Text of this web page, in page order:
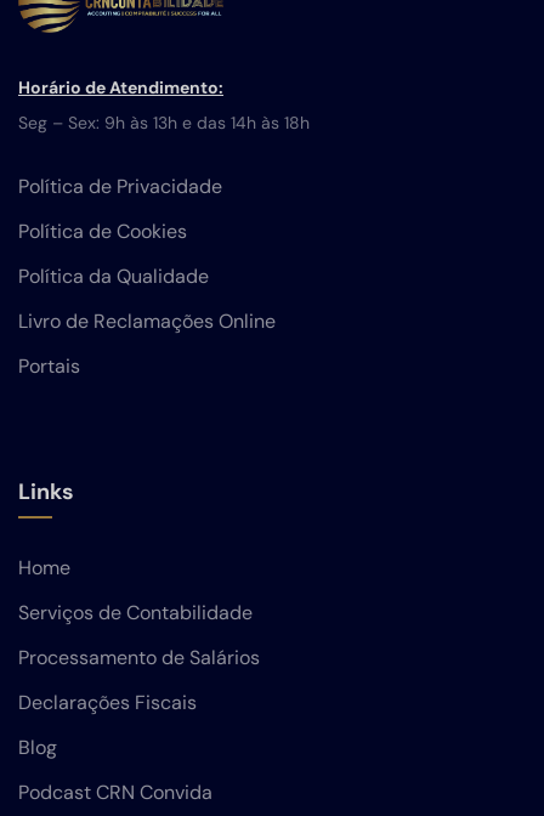
Horário de Atendimento:
Seg – Sex: 9h às 13h e das 14h às 18h
Política de Privacidade
Política de Cookies
Política da Qualidade
Livro de Reclamações Online
Portais
Links
Home
Serviços de Contabilidade
Processamento de Salários
Declarações Fiscais
Blog
Podcast CRN Convida